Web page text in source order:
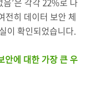
전히 데이터 보안 체
이 확인되었습니다.
안에 대한 가장 큰 우